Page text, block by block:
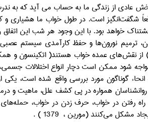
عادی از زندگی‌ ما به حساب می آید که به
شگفت‌انگیز است. در طول خواب ما هشیاری و
خواهد بود. با این وجود هر شب این
شود ممکن است دچار انواع اختلالات
گوناگون مورد بررسی واقع شده است، یکی
همواره در پی کشف علل، ماهیت و
راه رفتن در خواب، حرف زدن در خواب،
مشکل می‌کنند (‌مورین ، 1379 ) .